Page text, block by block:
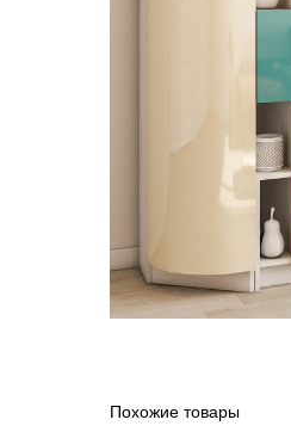
Похожие товары